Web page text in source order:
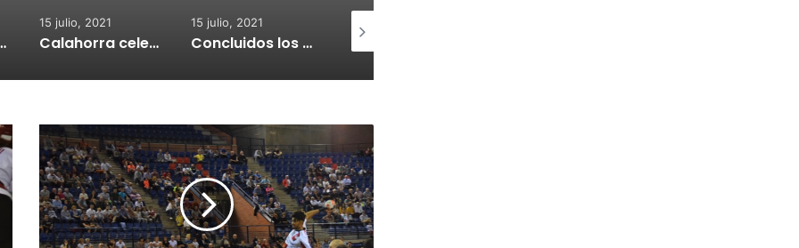
adquisión de medidores de CO2
15 julio, 2021
Calahorra celebrará el Croquetur II
15 julio, 2021
Concluidos los trabajos de reposición del asfaltado de Calahorra